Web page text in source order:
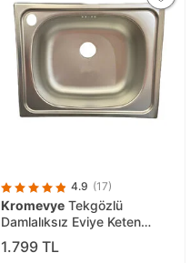
4.9 (17)
Kromevye Tekgözlü
Damlalıksız Eviye Keten
Dokulu - EC 105 D
1.799 TL